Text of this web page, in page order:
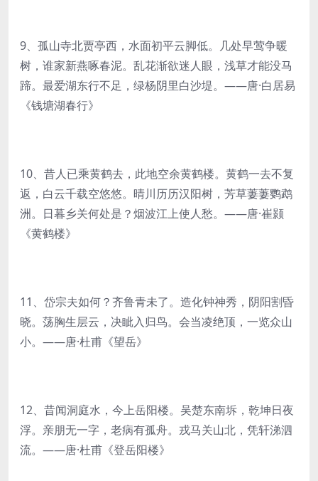
9、孤山寺北贾亭西，水面初平云脚低。几处早莺争暖
树，谁家新燕啄春泥。乱花渐欲迷人眼，浅草才能没马
蹄。最爱湖东行不足，绿杨阴里白沙堤。——唐·白居易
《钱塘湖春行》
10、昔人已乘黄鹤去，此地空余黄鹤楼。黄鹤一去不复
返，白云千载空悠悠。晴川历历汉阳树，芳草萋萋鹦鹉
洲。日暮乡关何处是？烟波江上使人愁。——唐·崔颢
《黄鹤楼》
11、岱宗夫如何？齐鲁青未了。造化钟神秀，阴阳割昏
晓。荡胸生层云，决眦入归鸟。会当凌绝顶，一览众山
小。——唐·杜甫《望岳》
12、昔闻洞庭水，今上岳阳楼。吴楚东南坼，乾坤日夜
浮。亲朋无一字，老病有孤舟。戎马关山北，凭轩涕泗
流。——唐·杜甫《登岳阳楼》